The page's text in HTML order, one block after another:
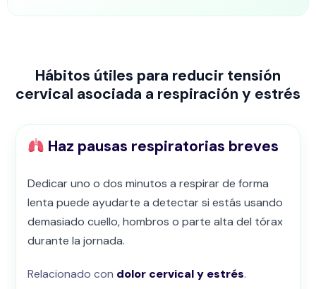
Hábitos útiles para reducir tensión
cervical asociada a respiración y estrés
Haz pausas respiratorias breves
Dedicar uno o dos minutos a respirar de forma
lenta puede ayudarte a detectar si estás usando
demasiado cuello, hombros o parte alta del tórax
durante la jornada.
Relacionado con dolor cervical y estrés.